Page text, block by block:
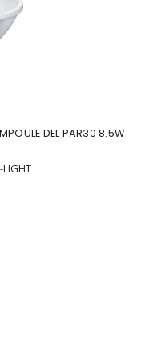
DEL PAR30 8.5W
LIGHT